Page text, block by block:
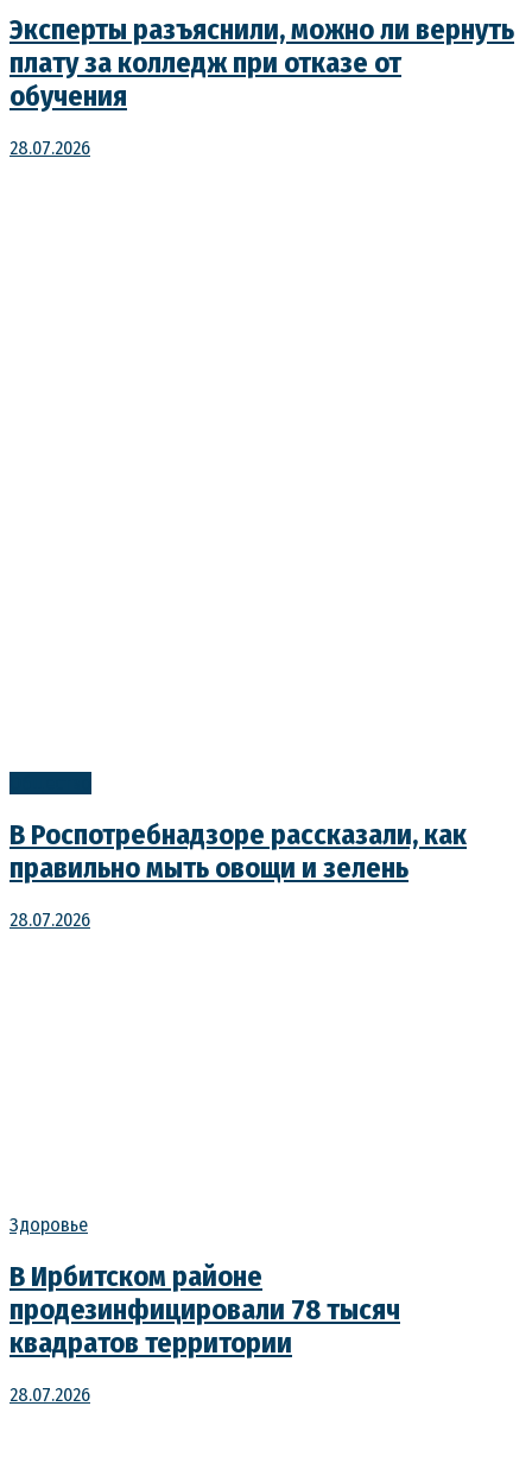
Эксперты разъяснили, можно ли вернуть
плату за колледж при отказе от
обучения
28.07.2026
В Роспотребнадзоре рассказали, как
правильно мыть овощи и зелень
28.07.2026
Здоровье
В Ирбитском районе
продезинфицировали 78 тысяч
квадратов территории
28.07.2026